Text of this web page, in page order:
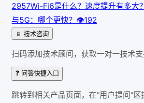
2957Wi-Fi6是什么？速度提升有多大？
与5G：哪个更快？ 👁192
📱 技术咨询
扫码添加技术顾问，获取一对一技术
❓ 问答快捷入口
跳转到相关产品页面，在"用户提问"区